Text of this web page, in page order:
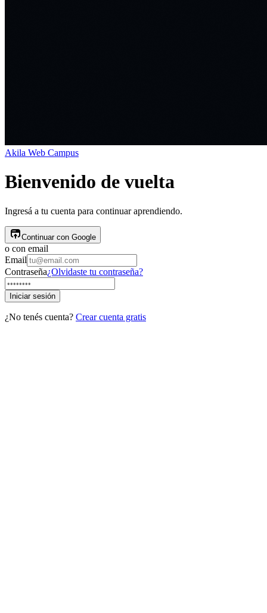
Akila Web Campus
Bienvenido de vuelta
Ingresá a tu cuenta para continuar aprendiendo.
Continuar con Google
o con email
Email
Contraseña¿Olvidaste tu contraseña?
Iniciar sesión
¿No tenés cuenta? Crear cuenta gratis